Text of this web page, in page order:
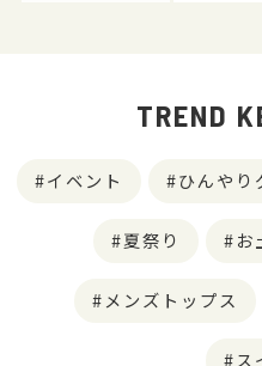
TREND
イベント ひんやり
夏祭り お
メンズトップス
ス